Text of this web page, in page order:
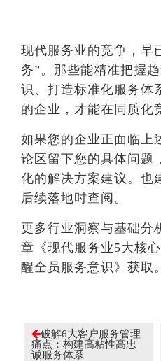
现代服务业的竞争，早
务”。那些能精准把握
识、打造标准化服务体
的企业，才能在同质化
如果您的企业正面临上
论区留下您的具体问题
化的解决方案建议。也
后续落地时查阅。
更多行业洞察与基础分
章《现代服务业5大核
醒全员服务意识》获取。
破解6大客户服务管理
痛点：构建高粘性高忠
诚服务体系